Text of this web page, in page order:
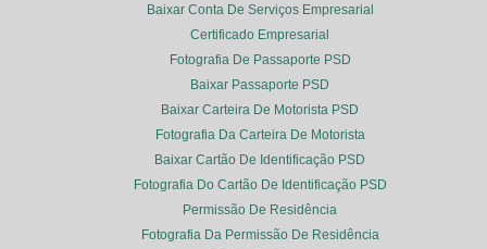
Baixar Conta De Serviços Empresarial
Certificado Empresarial
Fotografia De Passaporte PSD
Baixar Passaporte PSD
Baixar Carteira De Motorista PSD
Fotografia Da Carteira De Motorista
Baixar Cartão De Identificação PSD
Fotografia Do Cartão De Identificação PSD
Permissão De Residência
Fotografia Da Permissão De Residência